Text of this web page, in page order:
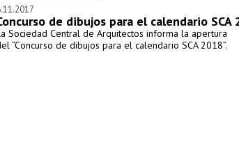
de dibujos para el calendario SCA
Sociedad Central de Arquitectos informa la apertura
“Concurso de dibujos para el calendario SCA 2018”.